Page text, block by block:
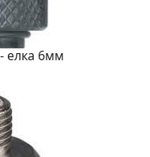
елка 6мм